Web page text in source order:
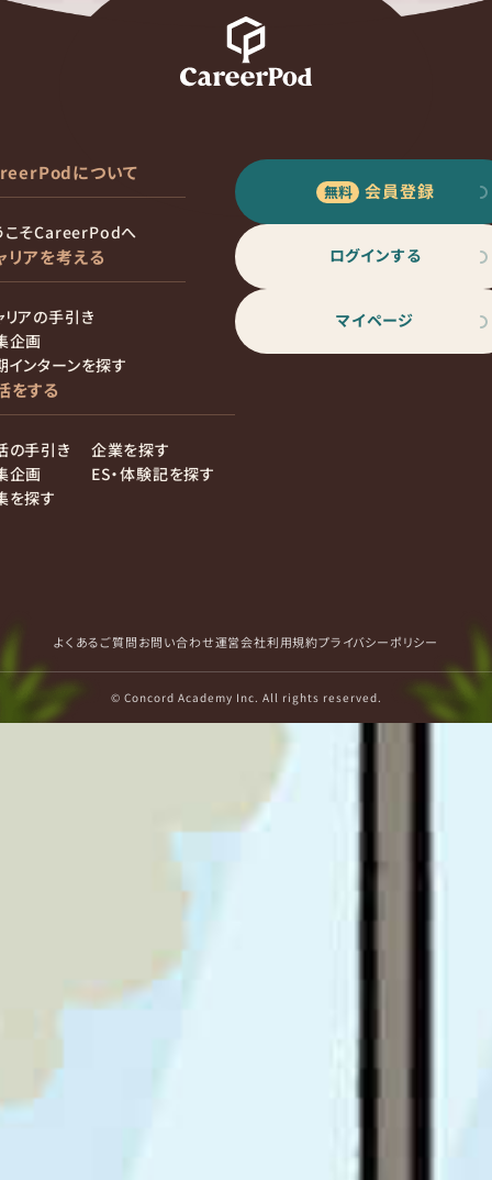
について
こそCareerPodへ
リアを考える
リアの手引き
企画
インターンを探す
をする
の手引き
企画
を探す
企業を探す
ES・体験記を探す
会員登録
ログインする
マイページ
よくあるご質問お問い合わせ運営会社利用規約プライバシーポリシー
© Concord Academy Inc. All rights reserved.